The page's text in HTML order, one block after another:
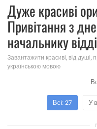
Дуже красиві
Привітання з
начальнику
Завантажити красиві, від душі,
українською мовою
Всі: 27 У